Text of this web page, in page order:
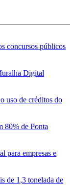
concursos públicos
Digital
uso de créditos do
80% de Ponta
para empresas e
de 1,3 tonelada de